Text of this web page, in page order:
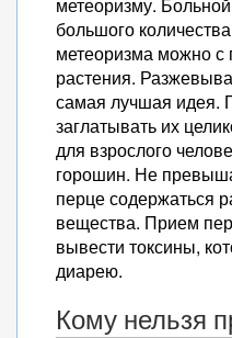
большого
метеоризма можно
растения.
самая лучшая идея.
заглатывать их
для взрослого
горошин. Не
перце содержаться
вещества. Прием
вывести токсины,
диарею.
Кому нельзя